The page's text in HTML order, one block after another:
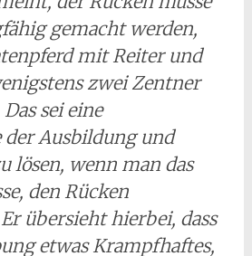
gemacht werden,
mit Reiter und
zwei Zentner
sei eine
der Ausbildung und
lösen, wenn man das
den Rücken
übersieht hierbei, dass
etwas Krampfhaftes,